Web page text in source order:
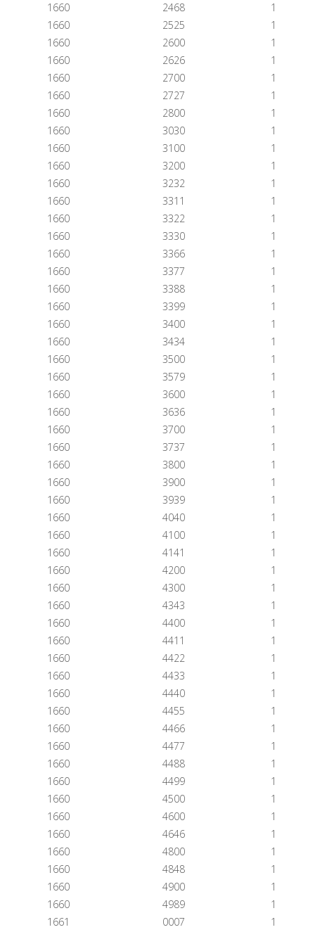
1660
2468
1
1660
2525
1
1660
2600
1
1660
2626
1
1660
2700
1
1660
2727
1
1660
2800
1
1660
3030
1
1660
3100
1
1660
3200
1
1660
3232
1
1660
3311
1
1660
3322
1
1660
3330
1
1660
3366
1
1660
3377
1
1660
3388
1
1660
3399
1
1660
3400
1
1660
3434
1
1660
3500
1
1660
3579
1
1660
3600
1
1660
3636
1
1660
3700
1
1660
3737
1
1660
3800
1
1660
3900
1
1660
3939
1
1660
4040
1
1660
4100
1
1660
4141
1
1660
4200
1
1660
4300
1
1660
4343
1
1660
4400
1
1660
4411
1
1660
4422
1
1660
4433
1
1660
4440
1
1660
4455
1
1660
4466
1
1660
4477
1
1660
4488
1
1660
4499
1
1660
4500
1
1660
4600
1
1660
4646
1
1660
4800
1
1660
4848
1
1660
4900
1
1660
4989
1
1661
0007
1